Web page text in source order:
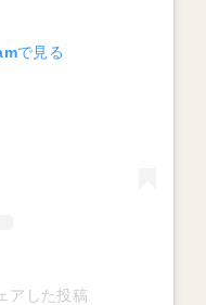
で見る
アした投稿